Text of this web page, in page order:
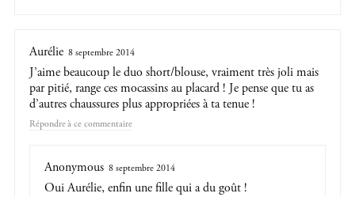
Aurélie 8 septembre 2014
J’aime beaucoup le duo short/blouse, vraiment très joli mais
par pitié, range ces mocassins au placard ! Je pense que tu as
d’autres chaussures plus appropriées à ta tenue !
Répondre
Anonymous 8 septembre 2014
Oui Aurélie, enfin une fille qui a du goût !